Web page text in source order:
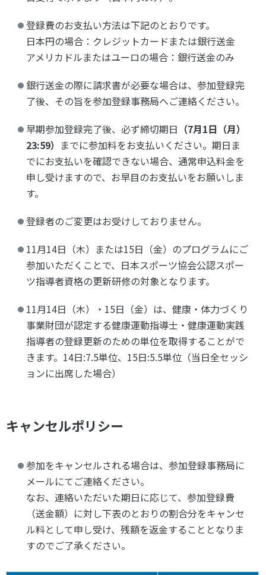
登録費のお支払い方法は下記のとおりです。
日本円の場合：クレジットカードまたは銀行送金
アメリカドルまたはユーロの場合：銀行送金のみ
銀行送金の際に請求書が必要な場合は、参加登録完
了後、その旨を参加登録事務局へご連絡ください。
早期参加登録完了後、必ず締切期日 （7月1日（月）
23:59） までに参加料をお支払いください。期日ま
でにお支払いを確認できない場合、通常申込料金を
申し受けますので、お早目のお支払いをお願いしま
す。
登録者のご変更はお受けしておりません。
11月14日（木）または15日（金）のプログラムにご
参加いただくことで、日本スポーツ協会公認スポー
ツ指導者資格の更新研修の対象となります。
11月14日（木）・15日（金）は、健康・体力づくり
事業財団が認定する健康運動指導士・健康運動実践
指導者の登録更新のための単位を取得することがで
きます。14日:7.5単位、15日:5.5単位（当日全セッシ
ョンに出席した場合）
キャンセルポリシー
参加をキャンセルされる場合は、参加登録事務局に
メールにてご連絡ください。
なお、連絡いただいた期日に応じて、参加登録費
（送金額）に対し下表のとおりの割合分をキャンセ
ル料として申し受け、残額を返金することとなりま
すのでご了承ください。